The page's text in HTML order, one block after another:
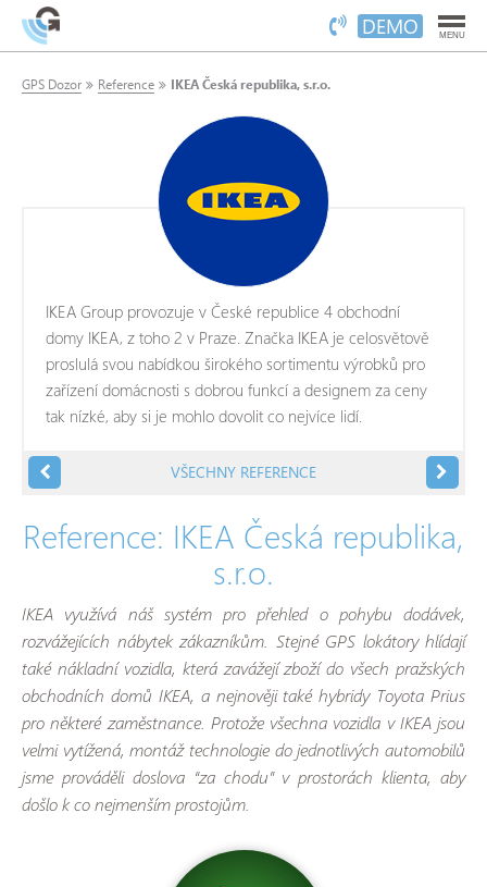
DEMO MENU
GPS Dozor Reference IKEA Česká republika, s.r.o.
IKEA Group provozuje v České republice 4 obchodní
domy IKEA, z toho 2 v Praze. Značka IKEA je celosvětově
proslulá svou nabídkou širokého sortimentu výrobků pro
zařízení domácnosti s dobrou funkcí a designem za ceny
tak nízké, aby si je mohlo dovolit co nejvíce lidí.
VŠECHNY REFERENCE
Reference: IKEA Česká republika,
s.r.o.
IKEA využívá náš systém pro přehled o pohybu dodávek,
rozvážejících nábytek zákazníkům. Stejné GPS lokátory hlídají
také nákladní vozidla, která zavážejí zboží do všech pražských
obchodních domů IKEA, a nejnověji také hybridy Toyota Prius
pro některé zaměstnance. Protože všechna vozidla v IKEA jsou
velmi vytížená, montáž technologie do jednotlivých automobilů
jsme prováděli doslova “za chodu” v prostorách klienta, aby
došlo k co nejmenším prostojům.